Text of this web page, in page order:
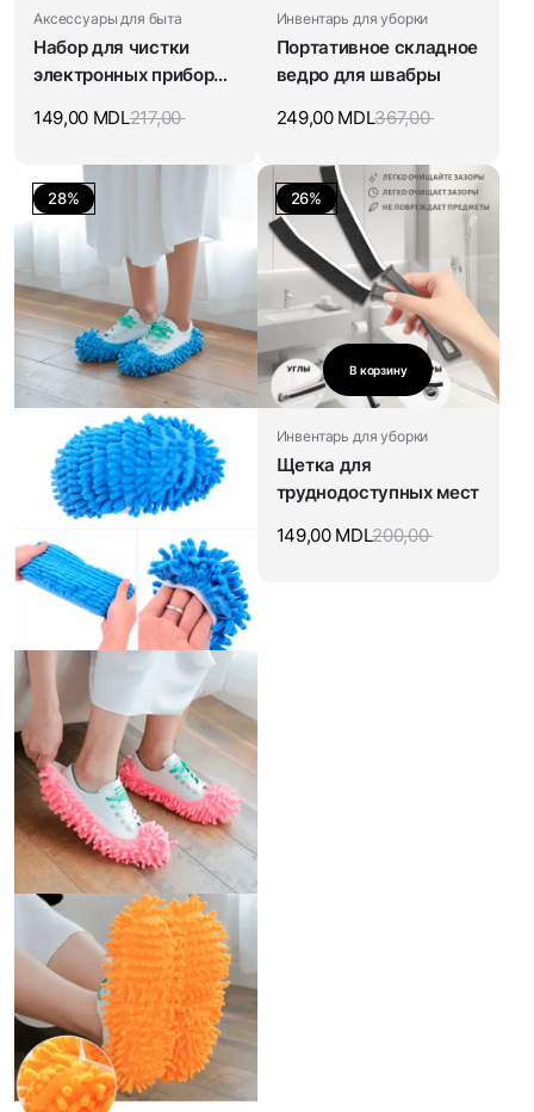
Аксессуары для быта
Набор для чистки
электронных приборов
217,00
149,00 MDL
Инвентарь для уборки
Портативное складное
ведро для швабры
367,00
249,00 MDL
28% 26%
В корзину
Инвентарь для уборки
Щетка для
труднодоступных мест
200,00
149,00 MDL